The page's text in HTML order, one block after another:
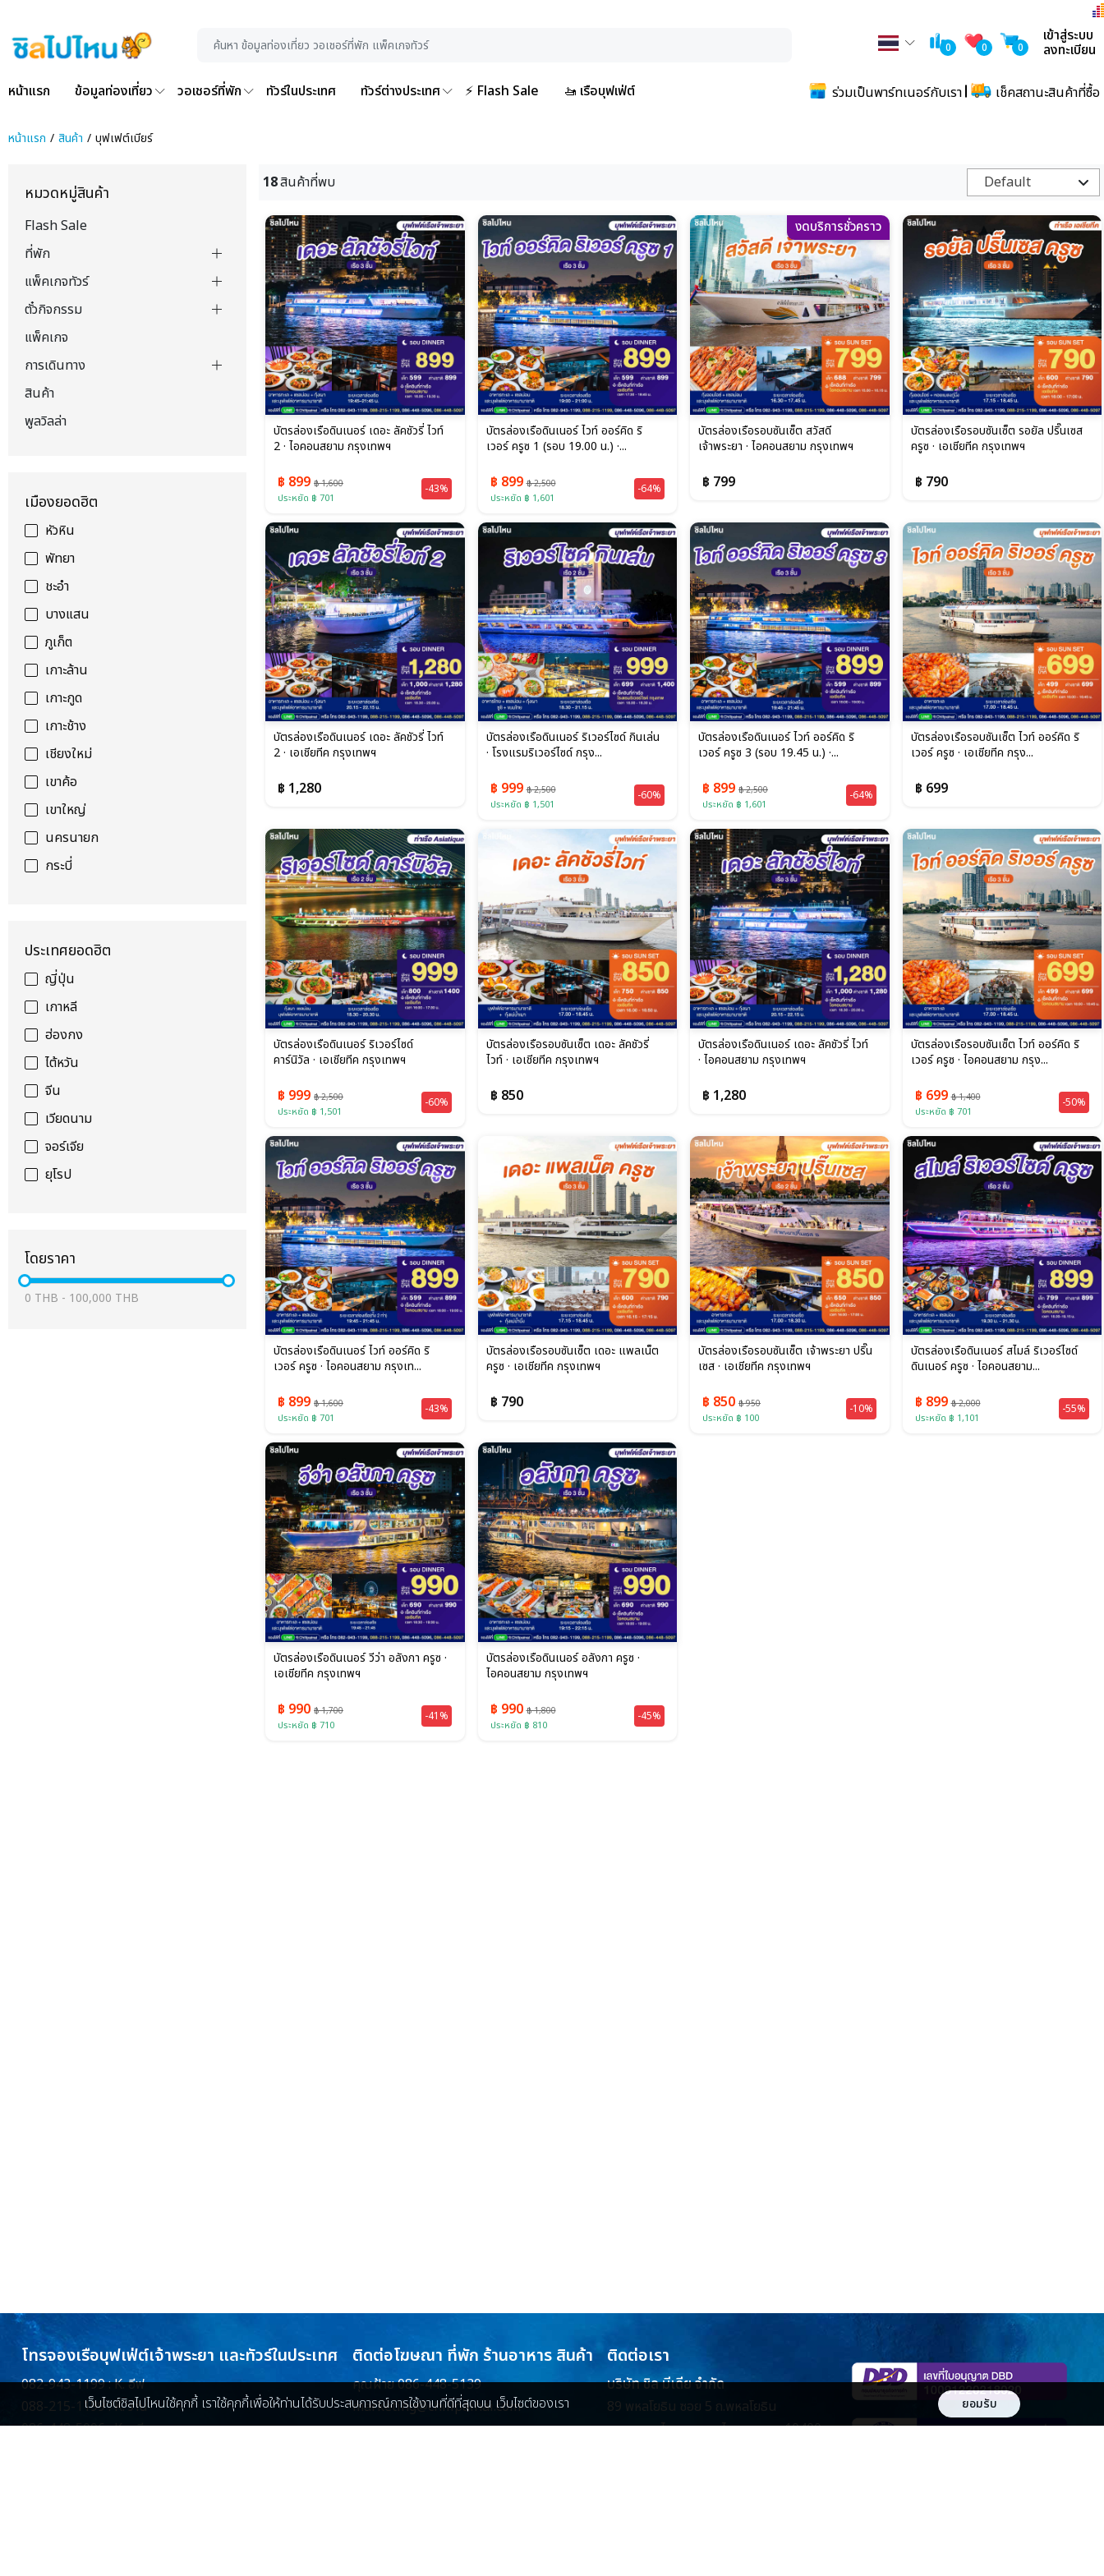
0 0 0
เข้าสู่ระบบ
ลงทะเบียน
หน้าแรก ข้อมูลท่องเที่ยว วอเชอร์ที่พัก ทัวร์ในประเทศ ทัวร์ต่างประเทศ ⚡ Flash Sale 🚤 เรือบุฟเฟ่ต์ ร่วมเป็นพาร์ทเนอร์กับเรา เช็คสถานะสินค้าที่ซื้อ
หน้าแรก สินค้า บุฟเฟต์เบียร์
หมวดหมู่สินค้า
Flash Sale
ที่พัก
แพ็คเกจทัวร์
ตั๋วกิจกรรม
แพ็คเกจ
การเดินทาง
สินค้า
พูลวิลล่า
เมืองยอดฮิต
หัวหิน
พัทยา
ชะอำ
บางแสน
ภูเก็ต
เกาะล้าน
เกาะกูด
เกาะช้าง
เชียงใหม่
เขาค้อ
เขาใหญ่
นครนายก
กระบี่
ประเทศยอดฮิต
ญี่ปุ่น
เกาหลี
ฮ่องกง
ไต้หวัน
จีน
เวียดนาม
จอร์เจีย
ยุโรป
โดยราคา
0 THB - 100,000 THB
18สินค้าที่พบ Default
บัตรล่องเรือดินเนอร์ เดอะ ลัคชัวรี่ ไวท์
2 · ไอคอนสยาม กรุงเทพฯ
฿ 899 ฿ 1,600
ประหยัด ฿ 701
-43%
บัตรล่องเรือดินเนอร์ ไวท์ ออร์คิด ริ
เวอร์ ครูซ 1 (รอบ 19.00 น.) ·...
฿ 899฿ 2,500
ประหยัด ฿ 1,601
-64%
งดบริการชั่วคราว
บัตรล่องเรือรอบซันเซ็ต สวัสดี
เจ้าพระยา · ไอคอนสยาม กรุงเทพฯ
฿ 799
บัตรล่องเรือรอบซันเซ็ต รอยัล ปริ๊นเซส
ครูซ · เอเชียทีค กรุงเทพฯ
฿ 790
บัตรล่องเรือดินเนอร์ เดอะ ลัคชัวรี่ ไวท์
2 · เอเชียทีค กรุงเทพฯ
฿ 1,280
บัตรล่องเรือดินเนอร์ ริเวอร์ไซด์ กินเล่น
· โรงแรมริเวอร์ไซด์ กรุง...
฿ 999฿ 2,500
ประหยัด ฿ 1,501
-60%
บัตรล่องเรือดินเนอร์ ไวท์ ออร์คิด ริ
เวอร์ ครูซ 3 (รอบ 19.45 น.) ·...
฿ 899 ฿ 2,500
ประหยัด ฿ 1,601
-64%
บัตรล่องเรือรอบซันเซ็ต ไวท์ ออร์คิด ริ
เวอร์ ครูซ · เอเชียทีค กรุง...
฿ 699
บัตรล่องเรือดินเนอร์ ริเวอร์ไซด์
คาร์นิวัล · เอเชียทีค กรุงเทพฯ
฿ 999 ฿ 2,500
ประหยัด ฿ 1,501
-60%
บัตรล่องเรือรอบซันเซ็ต เดอะ ลัคชัวรี่
ไวท์ · เอเชียทีค กรุงเทพฯ
฿ 850
บัตรล่องเรือดินเนอร์ เดอะ ลัคชัวรี่ ไวท์
· ไอคอนสยาม กรุงเทพฯ
฿ 1,280
บัตรล่องเรือรอบซันเซ็ต ไวท์ ออร์คิด ริ
เวอร์ ครูซ · ไอคอนสยาม กรุง...
฿ 699฿ 1,400
ประหยัด ฿ 701
-50%
บัตรล่องเรือดินเนอร์ ไวท์ ออร์คิด ริ
เวอร์ ครูซ · ไอคอนสยาม กรุงเท...
฿ 899 ฿ 1,600
ประหยัด ฿ 701
-43%
บัตรล่องเรือรอบซันเซ็ต เดอะ แพลเน็ต
ครูซ · เอเชียทีค กรุงเทพฯ
฿ 790
บัตรล่องเรือรอบซันเซ็ต เจ้าพระยา ปริ๊น
เซส · เอเชียทีค กรุงเทพฯ
฿ 850 ฿ 950
ประหยัด ฿ 100
-10%
บัตรล่องเรือดินเนอร์ สไมล์ ริเวอร์ไซด์
ดินเนอร์ ครูซ · ไอคอนสยาม...
฿ 899฿ 2,000
ประหยัด ฿ 1,101
-55%
บัตรล่องเรือดินเนอร์ วีว่า อลังกา ครูซ ·
เอเชียทีค กรุงเทพฯ
฿ 990 ฿ 1,700
ประหยัด ฿ 710
-41%
บัตรล่องเรือดินเนอร์ อลังกา ครูซ ·
ไอคอนสยาม กรุงเทพฯ
฿ 990฿ 1,800
ประหยัด ฿ 810
-45%
โทรจองเรือบุฟเฟ่ต์เจ้าพระยา และทัวร์ในประเทศ
082-943-1199 : K. อีฟ
088-215-1199 : K. ว่าน
086-448-5096 : K. ครีม
ติดต่อโฆษณา ที่พัก ร้านอาหาร สินค้า
คุณฝ้าย 086-448-5139
marketing@chillpainai.com
ติดต่อเรา
บริษัท ชิล มีเดีย จำกัด
89 พหลโยธิน ซอย 5 ถ.พหลโยธิน
แขวงพญาไท เขตพญาไท กรุงเทพ 10400
เว็บไซต์ชิลไปไหนใช้คุกกี้ เราใช้คุกกี้เพื่อให้ท่านได้รับประสบการณ์การใช้งานที่ดีที่สุดบน เว็บไซต์ของเรา ยอมรับ